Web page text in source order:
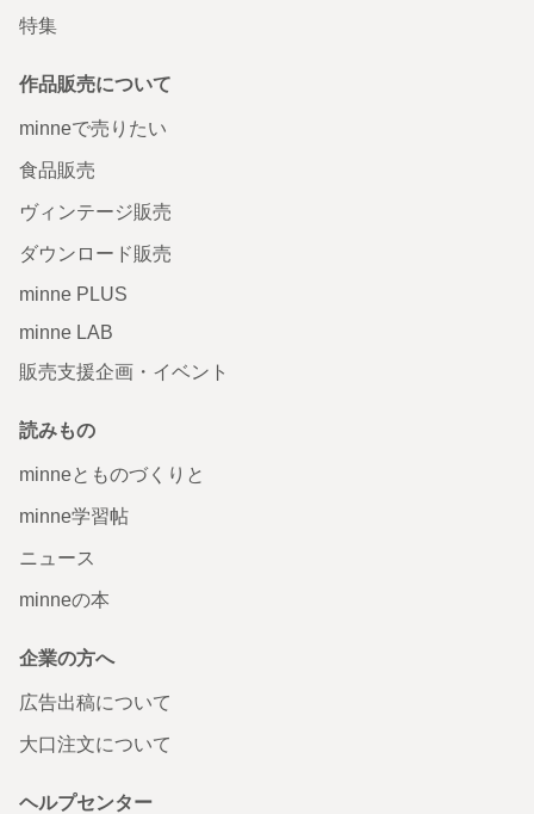
特集
作品販売について
minneで売りたい
食品販売
ヴィンテージ販売
ダウンロード販売
minne PLUS
minne LAB
販売支援企画・イベント
読みもの
minneとものづくりと
minne学習帖
ニュース
minneの本
企業の方へ
広告出稿について
大口注文について
ヘルプセンター